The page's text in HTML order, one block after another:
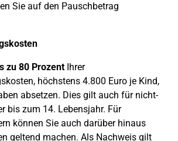
Sie auf den Pauschbetrag
zu 80 ProzentIhrer
höchstens 4.800 Euro je Kind,
absetzen. Dies gilt auch für nicht-
bis zum 14. Lebensjahr. Für
können Sie auch darüber hinaus
geltend machen. Als Nachweis gilt